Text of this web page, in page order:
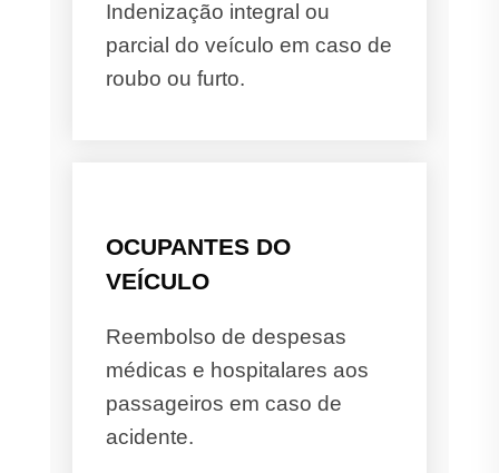
Indenização integral ou
parcial do veículo em caso de
roubo ou furto.
OCUPANTES DO
VEÍCULO
Reembolso de despesas
médicas e hospitalares aos
passageiros em caso de
acidente.